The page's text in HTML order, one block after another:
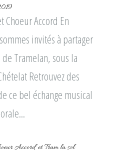
Choeur Accord En
invités à partager
de Tramelan, sous la
Retrouvez des
ce bel échange musical
Accord et Tram la sol